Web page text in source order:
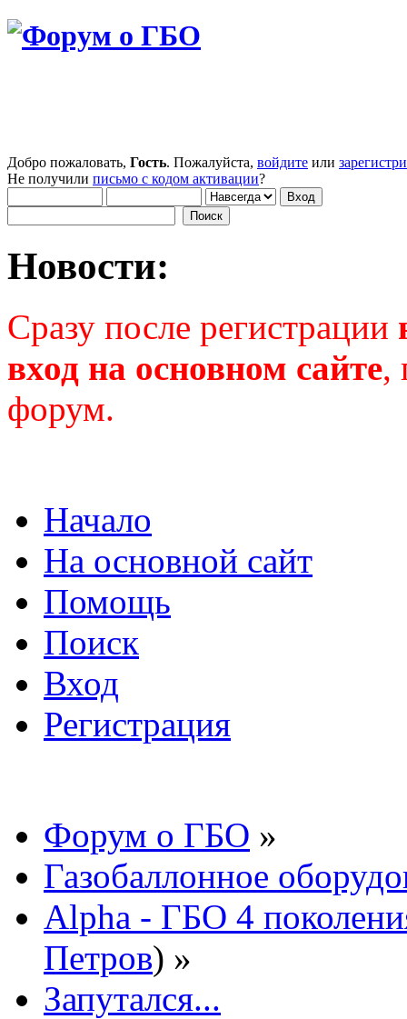
Добро пожаловать, Гость. Пожалуйста, войдите или
Не получили письмо с кодом активации?
Новости:
Сразу после регистрации
вход на основном сайте,
форум.
Начало
На основной сайт
Помощь
Поиск
Вход
Регистрация
Форум о ГБО »
Газобаллонное
Alpha - ГБО 4
Петров) »
Запутался...